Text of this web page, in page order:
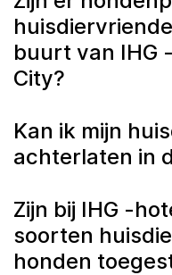
buurt van IHG
City?
Kan ik mijn
achterlaten in
Zijn bij IHG -
soorten
honden